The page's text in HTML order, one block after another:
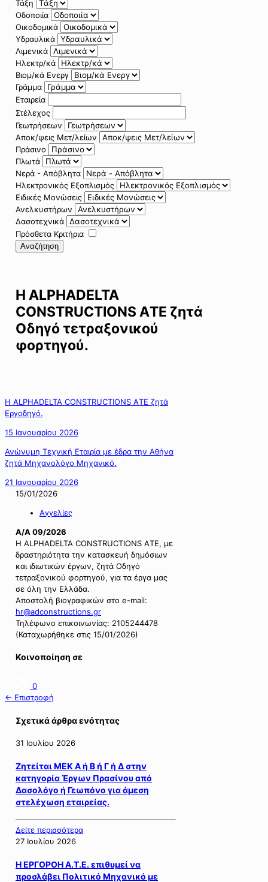
Τάξη
Οδοποιία
Οικοδομικά
Υδραυλικά
Λιμενικά
Ηλεκτρ/κά
Βιομ/κά Ενεργ
Γράμμα
Εταιρεία
Στέλεχος
Γεωτρήσεων
Αποκ/ψεις Μετ/λείων
Πράσινο
Πλωτά
Νερά - Απόβλητα
Ηλεκτρονικός Εξοπλισμός
Ειδικές Μονώσεις
Ανελκυστήρων
Δασοτεχνικά
Πρόσθετα Κριτήρια
Αναζήτηση
Η ALPHADELTA
CONSTRUCTIONS AΤΕ ζητά
Οδηγό τετραξονικού
φορτηγού.
Η ALPHADELTA CONSTRUCTIONS AΤΕ ζητά
Εργοδηγό.
15 Ιανουαρίου 2026
Ανώνυμη Τεχνική Εταιρία με έδρα την Αθήνα
ζητά Μηχανολόγο Μηχανικό.
21 Ιανουαρίου 2026
15/01/2026
Αγγελίες
Α/Α 09/2026
Η ALPHADELTA CONSTRUCTIONS AΤΕ, με
δραστηριότητα την κατασκευή δημόσιων
και ιδιωτικών έργων, ζητά Οδηγό
τετραξονικού φορτηγού, για τα έργα μας
σε όλη την Ελλάδα.
Αποστολή βιογραφικών στο e-mail:
hr@adconstructions.gr
Τηλέφωνο επικοινωνίας: 2105244478
(Καταχωρήθηκε στις 15/01/2026)
Κοινοποίηση σε
0
← Επιστροφή
Σχετικά άρθρα ενότητας
31 Ιουλίου 2026
Ζητείται ΜΕΚ Α ή Β ή Γ ή Δ στην
κατηγορία Έργων Πρασίνου από
Δασολόγο ή Γεωπόνο για άμεση
στελέχωση εταιρείας.
Δείτε περισσότερα
27 Ιουλίου 2026
Η ΕΡΓΟΡΟΗ Α.Τ.Ε. επιθυμεί να
προσλάβει Πολιτικό Μηχανικό με